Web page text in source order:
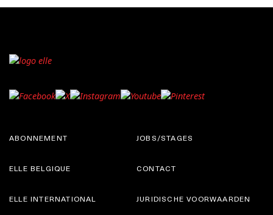
ABONNEMENT
ELLE BELGIQUE
JOBS/STAGES
CONTACT
ELLE INTERNATIONAL JURIDISCHE VOORWAARDEN